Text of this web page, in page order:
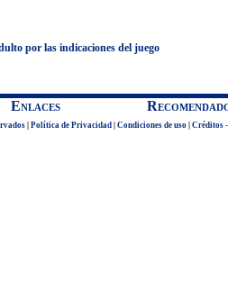
por las indicaciones del juego
Enlaces
Política de Privacidad Condiciones de uso Créditos -